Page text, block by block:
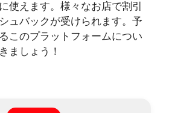
使えます。様々なお店で割引
ュバックが受けられます。予
このプラットフォームについ
ましょう！